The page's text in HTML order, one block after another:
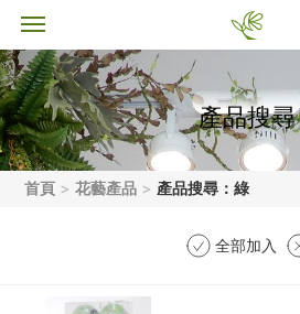
產品搜尋
首頁 花藝產品 產品搜尋：綠
全部加入